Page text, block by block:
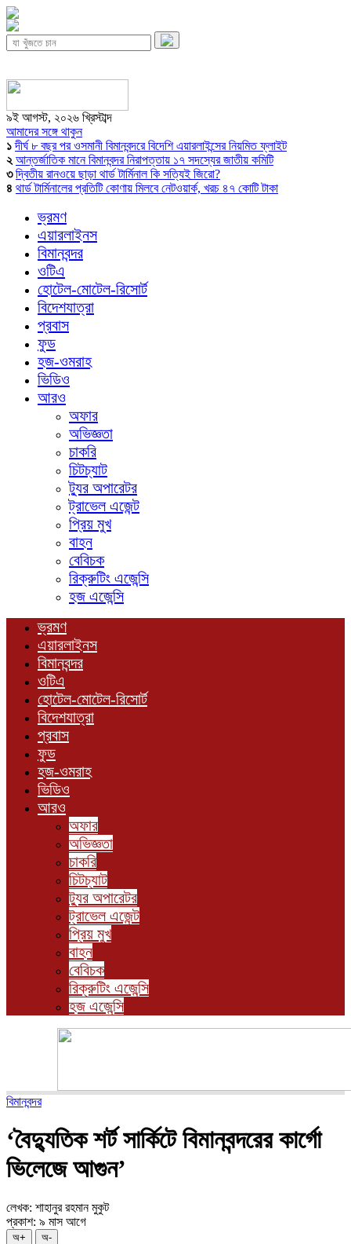
৯ই আগস্ট, ২০২৬ খ্রিস্টাব্দ
আমাদের সঙ্গে থাকুন
১ দীর্ঘ ৮ বছর পর ওসমানী বিমানবন্দরে বিদেশি এয়ারলাইন্সের নিয়মিত ফ্লাইট
২ আন্তর্জাতিক মানে বিমানবন্দর নিরাপত্তায় ১৭ সদস্যের জাতীয় কমিটি
৩ দ্বিতীয় রানওয়ে ছাড়া থার্ড টার্মিনাল কি সত্যিই জিরো?
৪ থার্ড টার্মিনালের প্রতিটি কোণায় মিলবে নেটওয়ার্ক, খরচ ৪৭ কোটি টাকা
ভ্রমণ
এয়ারলাইনস
বিমানবন্দর
ওটিএ
হোটেল-মোটেল-রিসোর্ট
বিদেশযাত্রা
প্রবাস
ফুড
হজ-ওমরাহ
ভিডিও
আরও
অফার
অভিজ্ঞতা
চাকরি
চিটচ্যাট
ট্যুর অপারেটর
ট্রাভেল এজেন্ট
প্রিয় মুখ
বাহন
বেবিচক
রিক্রুটিং এজেন্সি
হজ এজেন্সি
ভ্রমণ
এয়ারলাইনস
বিমানবন্দর
ওটিএ
হোটেল-মোটেল-রিসোর্ট
বিদেশযাত্রা
প্রবাস
ফুড
হজ-ওমরাহ
ভিডিও
আরও
অফার
অভিজ্ঞতা
চাকরি
চিটচ্যাট
ট্যুর অপারেটর
ট্রাভেল এজেন্ট
প্রিয় মুখ
বাহন
বেবিচক
রিক্রুটিং এজেন্সি
হজ এজেন্সি
বিমানবন্দর
‘বৈদ্যুতিক শর্ট সার্কিটে বিমানবন্দরের কার্গো
ভিলেজে আগুন’
লেখক: শাহানুর রহমান মুকুট
প্রকাশ: ৯ মাস আগে
অ+ অ-